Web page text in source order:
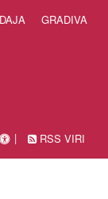
GRADIVA
RSS VIRI